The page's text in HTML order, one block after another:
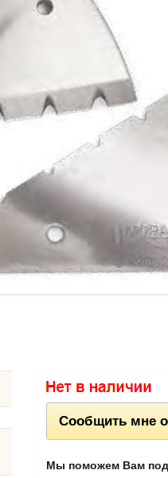
Сообщить мне
Мы поможем Вам